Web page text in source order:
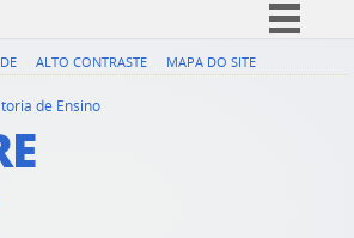
Simplifique!
ALTO CONTRASTE MAPA DO SITE
de Ensino